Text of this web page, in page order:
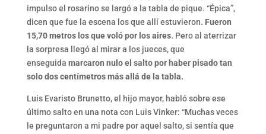
impulso el rosarino se largó a la tabla de pique. “Épica”,
dicen que fue la escena los que allí estuvieron. Fueron
15,70 metros los que voló por los aires. Pero al aterrizar
la sorpresa llegó al mirar a los jueces, que
enseguida marcaron nulo el salto por haber pisado tan
solo dos centímetros más allá de la tabla.
Luis Evaristo Brunetto, el hijo mayor, habló sobre ese
último salto en una nota con Luis Vinker: “Muchas veces
le preguntaron a mi padre por aquel salto, si sentía que